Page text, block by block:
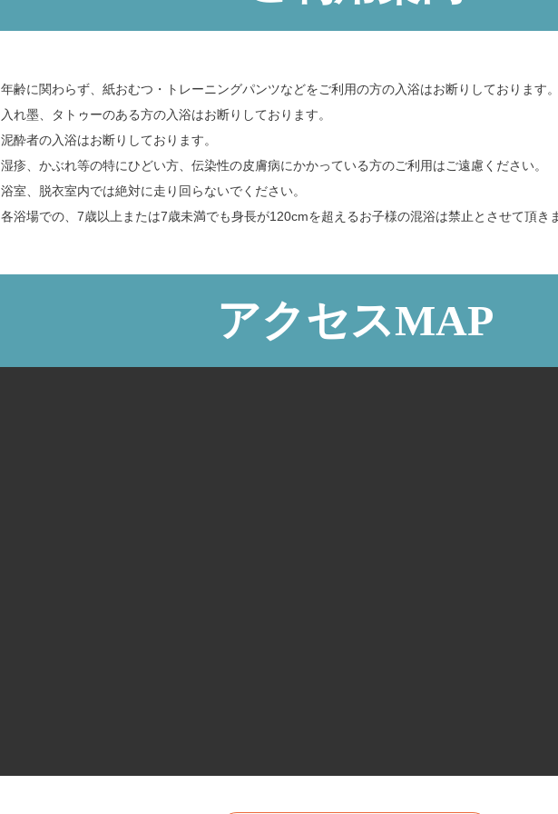
年齢に関わらず、紙おむつ・トレーニングパンツなどをご利用の方の入浴はお断りしております。
入れ墨、タトゥーのある方の入浴はお断りしております。
泥酔者の入浴はお断りしております。
湿疹、かぶれ等の特にひどい方、伝染性の皮膚病にかかっている方のご利用はご遠慮ください。
浴室、脱衣室内では絶対に走り回らないでください。
各浴場での、7歳以上または7歳未満でも身長が120cmを超えるお子様の混浴は禁止とさせて頂き
アクセスMAP